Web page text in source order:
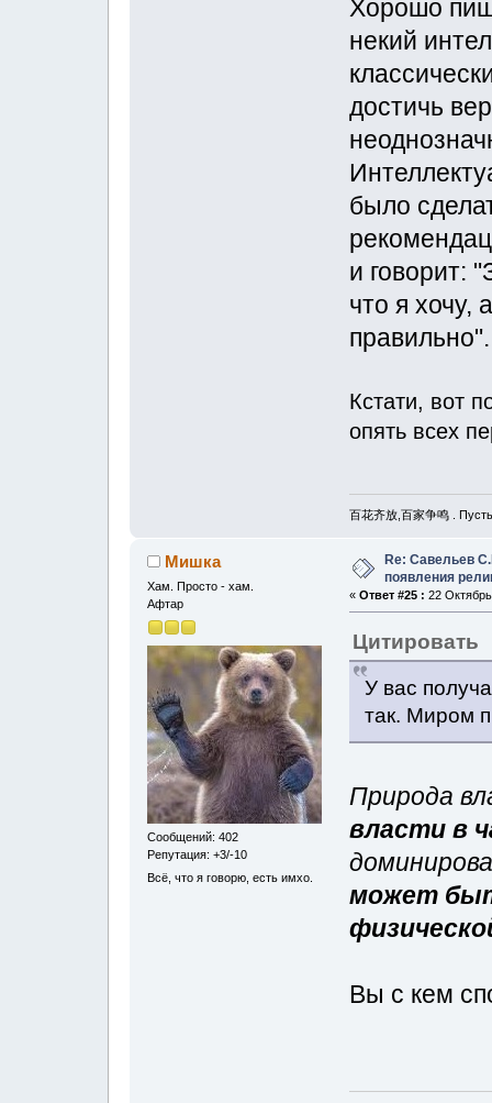
Хорошо
некий
достичь
было
и говорит:
что я хочу,
правильно".
Кстати, вот
опять всех
百花齐放,百家争鸣 .
Мишка
Хам. Просто - хам.
Афтар
Сообщений: 402
Репутация: +3/-10
Всё, что я говорю, есть имхо.
Re: Савельев
появления
« Ответ #25 : 22
Цитировать
У вас
так. Миром
Природа
власти в
может
Вы с кем